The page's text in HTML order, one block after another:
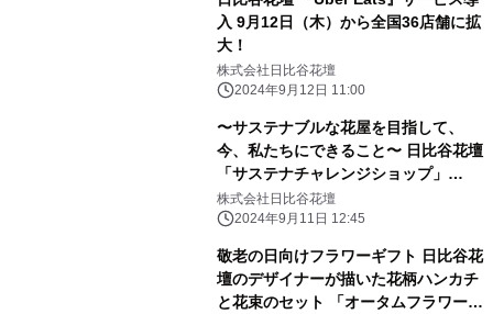
入 9月12日（木）から全国36店舗に拡
大！
株式会社日比谷花壇
2024年9月12日 11:00
〜サステナブルな花屋を目指して、
今、私たちにできること〜 日比谷花壇
「サステナチャレンジショップ」
Hibiya-Kadan Style 渋谷ヒカリエ
ShinQs店内に 9月11日（水）から25
株式会社日比谷花壇
2024年9月11日 12:45
敬老の日向けフラワーギフト 日比谷花
壇のデザイナーが描いた花柄ハンカチ
と花束のセット 「オータムフラワーシ